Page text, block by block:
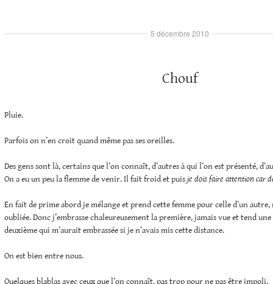
Chouf
Pluie.
Parfois on n’en croit quand même pas ses oreilles.
Des gens sont là, certains que l’on connaît, d’autres à qui l’on est présenté,
On a eu un peu la flemme de venir. Il fait froid et puisje dois faire attention car
En fait de prime abord je mélange et prend cette femme pour celle d’un autre,
oubliée. Donc j’embrasse chaleureusement la première, jamais vue et tend
deuxième qui m’aurait embrassée si je n’avais mis cette distance.
On est bien entre nous.
Quelques blablas avec ceux que l’on connaît, pas trop pour ne pas être impoli.
5 décembre 2010